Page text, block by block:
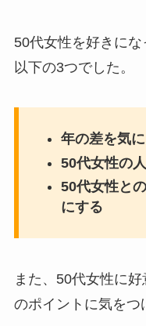
50代女性を好きに
以下の3つでした。
年の差を気
50代女性の
50代女性と
にする
また、50代女性に
のポイントに気をつ